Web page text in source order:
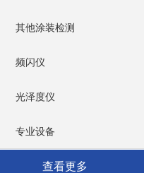
其他涂装检测
频闪仪
光泽度仪
专业设备
查看更多